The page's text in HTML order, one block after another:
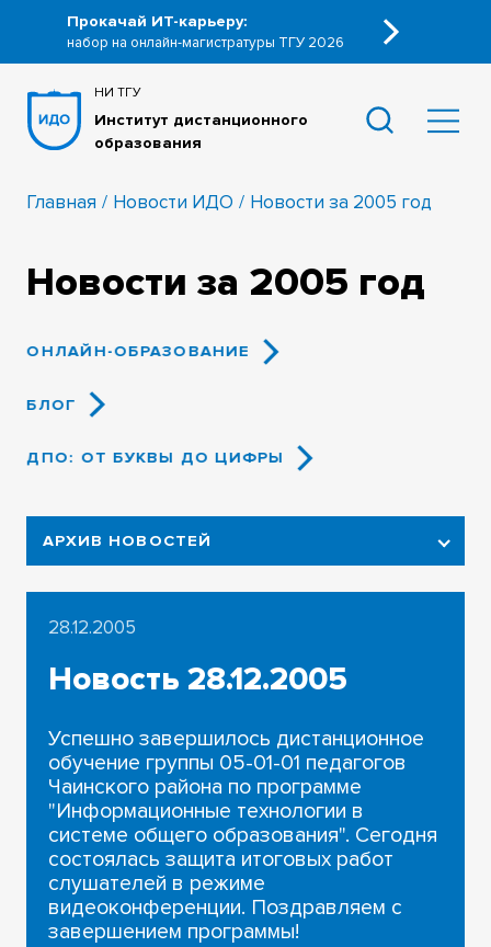
Прокачай ИТ-карьеру:
набор на онлайн-магистратуры ТГУ 2026
НИ ТГУ
Институт дистанционного
образования
Главная Новости ИДО Новости за 2005 год
Новости за 2005 год
ОНЛАЙН-ОБРАЗОВАНИЕ
БЛОГ
ДПО: ОТ БУКВЫ ДО ЦИФРЫ
АРХИВ НОВОСТЕЙ
2026
2025
2024
2023
2022
2021
2020
2019
28.12.2005
Новость 28.12.2005
Успешно завершилось дистанционное
обучение группы 05-01-01 педагогов
Чаинского района по программе
"Информационные технологии в
системе общего образования". Сегодня
состоялась защита итоговых работ
слушателей в режиме
видеоконференции. Поздравляем с
завершением программы!